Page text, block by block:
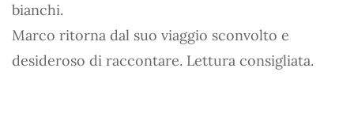
bianchi.
Marco ritorna dal suo viaggio sconvolto e
desideroso di raccontare. Lettura consigliata.